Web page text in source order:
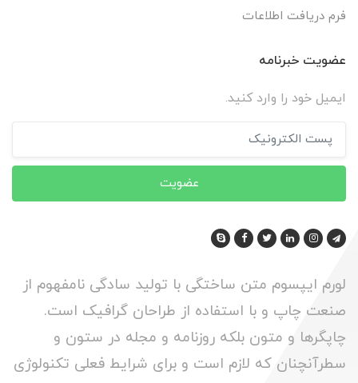
فرم دریافت اطلاعات
عضویت خبرنامه
ایمیل خود را وارد کنید.
عضویت
لورم ایپسوم متن ساختگی با تولید سادگی نامفهوم از
صنعت چاپ و با استفاده از طراحان گرافیک است.
چاپگرها و متون بلکه روزنامه و مجله در ستون و
سطرآنچنان که لازم است و برای شرایط فعلی تکنولوژی